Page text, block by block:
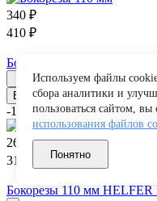
340 ₽
410 ₽
Бокорезы 110 мм
В корзину
-16%
260
₽
310
Бокорезы 110 мм
Используем файлы
сбора аналитики и
пользоваться сайтом, вы
использования файлов
Понятно